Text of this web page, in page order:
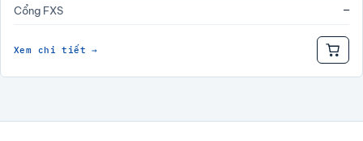
Cổng FXS —
Xem chi tiết →